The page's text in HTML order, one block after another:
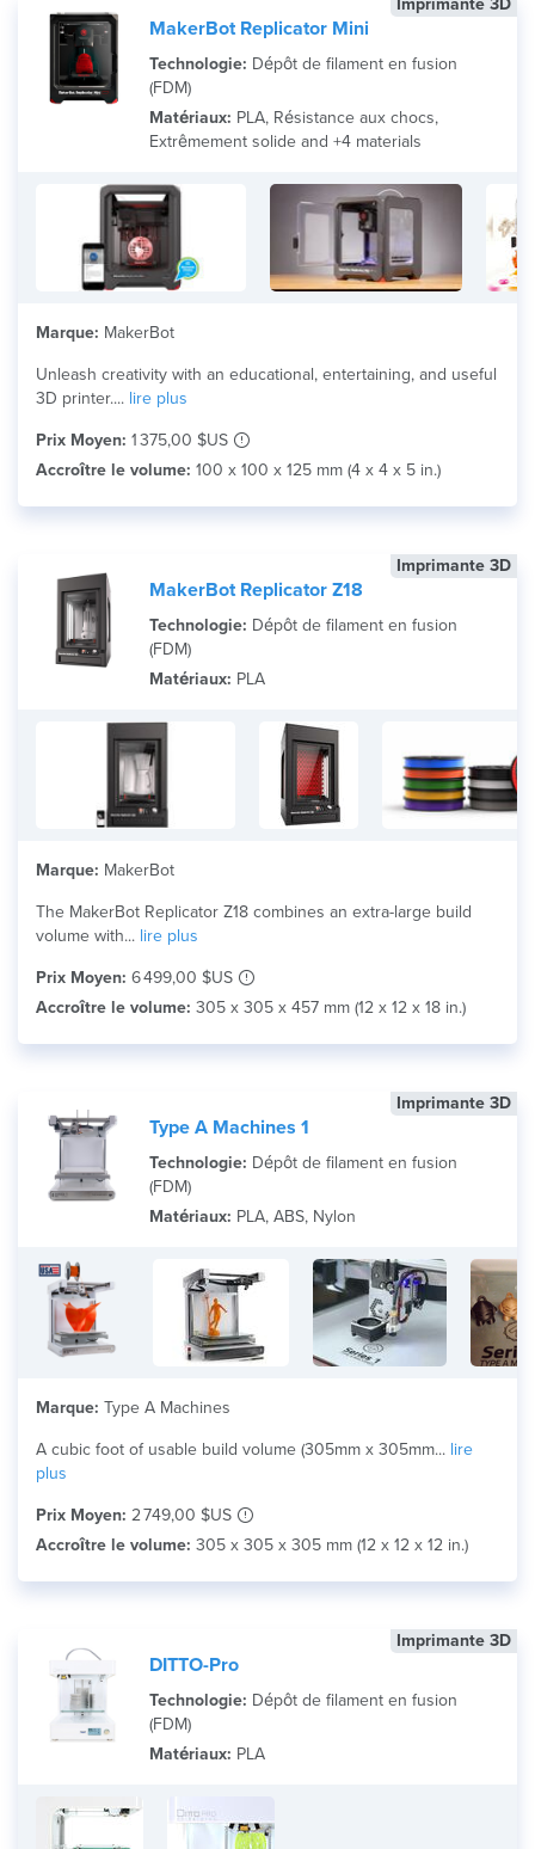
Imprimante 3D
MakerBot Replicator Mini
Technologie: Dépôt de filament en fusion
(FDM)
Matériaux: PLA, Résistance aux chocs,
Extrêmement solide and +4 materials
Marque: MakerBot
Unleash creativity with an educational, entertaining, and useful
3D printer.... lire plus
Prix Moyen: 1 375,00 $US
Accroître le volume: 100 x 100 x 125 mm (4 x 4 x 5 in.)
Imprimante 3D
MakerBot Replicator Z18
Technologie: Dépôt de filament en fusion
(FDM)
Matériaux: PLA
Marque: MakerBot
The MakerBot Replicator Z18 combines an extra-large build
volume with... lire plus
Prix Moyen: 6 499,00 $US
Accroître le volume: 305 x 305 x 457 mm (12 x 12 x 18 in.)
Imprimante 3D
Type A Machines 1
Technologie: Dépôt de filament en fusion
(FDM)
Matériaux: PLA, ABS, Nylon
Marque: Type A Machines
A cubic foot of usable build volume (305mm x 305mm... lire
plus
Prix Moyen: 2 749,00 $US
Accroître le volume: 305 x 305 x 305 mm (12 x 12 x 12 in.)
Imprimante 3D
DITTO-Pro
Technologie: Dépôt de filament en fusion
(FDM)
Matériaux: PLA